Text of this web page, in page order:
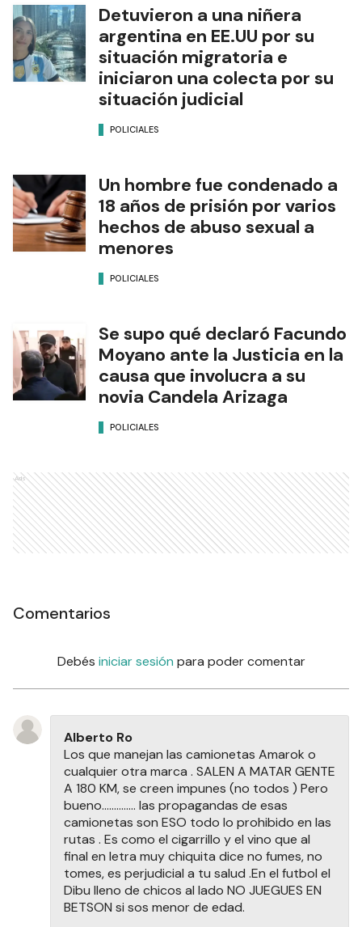
Detuvieron a una niñera
argentina en EE.UU por su
situación migratoria e
iniciaron una colecta por su
situación judicial
POLICIALES
Un hombre fue condenado a
18 años de prisión por varios
hechos de abuso sexual a
menores
POLICIALES
Se supo qué declaró Facundo
Moyano ante la Justicia en la
causa que involucra a su
novia Candela Arizaga
POLICIALES
Ads
Comentarios
Debés iniciar sesión para poder comentar
Alberto Ro
Los que manejan las camionetas Amarok o
cualquier otra marca . SALEN A MATAR GENTE
A 180 KM, se creen impunes (no todos ) Pero
bueno.............. las propagandas de esas
camionetas son ESO todo lo prohibido en las
rutas . Es como el cigarrillo y el vino que al
final en letra muy chiquita dice no fumes, no
tomes, es perjudicial a tu salud .En el futbol el
Dibu lleno de chicos al lado NO JUEGUES EN
BETSON si sos menor de edad.